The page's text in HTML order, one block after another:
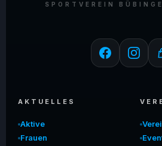
SPORTVEREIN
AKTUELLES
Aktive
Frauen